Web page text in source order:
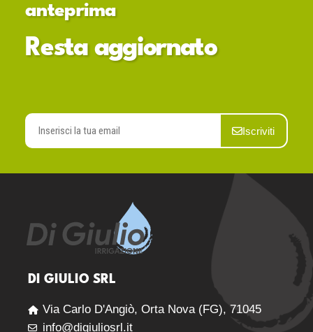
anteprima
Resta aggiornato
Iscriviti
DI GIULIO SRL
Via Carlo D'Angiò, Orta Nova (FG), 71045
info@digiuliosrl.it